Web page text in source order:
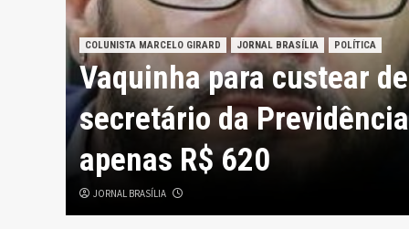
COLUNISTA MARCELO GIRARD JORNAL BRASÍLIA POLÍTICA
Javier Milei recebe
Paulo antes de
do PL
JORNAL BRASÍLIA